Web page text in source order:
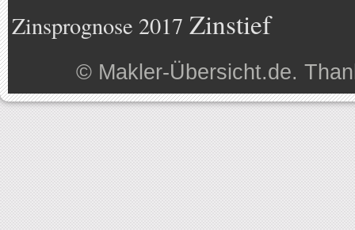
Zinsprognose 2017 Zinstief
© Makler-Übersicht.de.